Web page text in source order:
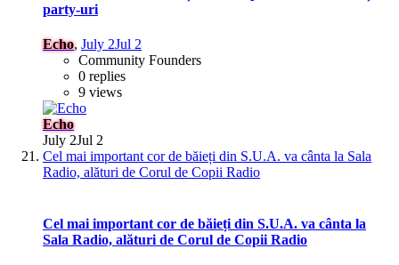
party-uri
Echo, July 2Jul 2
Community Founders
0 replies
9 views
Echo
July 2Jul 2
Cel mai important cor de băieți din S.U.A. va cânta la Sala
Radio, alături de Corul de Copii Radio
Cel mai important cor de băieți din S.U.A. va cânta la
Sala Radio, alături de Corul de Copii Radio